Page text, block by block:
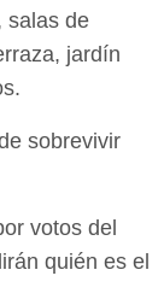
salas de
jardín
sobrevivir
votos del
quién es el